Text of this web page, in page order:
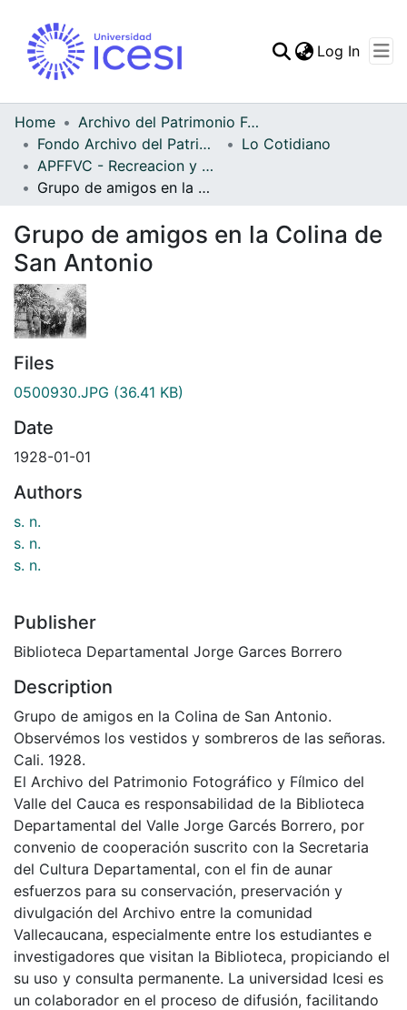
Statistics
Log In
Home
Archivo del Patrimonio Fotográfico y Fílmico del Valle del Cauca
Fondo Archivo del Patrimonio Fotográfico y Fílmico del Valle del Cauca
Lo Cotidiano
APFFVC - Recreacion y Paseo - Patrimonial
Grupo de amigos en la Colina de San Antonio
Grupo de amigos en la Colina de
San Antonio
Files
0500930.JPG (36.41 KB)
Date
1928-01-01
Authors
s. n.
s. n.
s. n.
Publisher
Biblioteca Departamental Jorge Garces Borrero
Description
Grupo de amigos en la Colina de San Antonio.
Observémos los vestidos y sombreros de las señoras.
Cali. 1928.
El Archivo del Patrimonio Fotográfico y Fílmico del
Valle del Cauca es responsabilidad de la Biblioteca
Departamental del Valle Jorge Garcés Borrero, por
convenio de cooperación suscrito con la Secretaria
del Cultura Departamental, con el fin de aunar
esfuerzos para su conservación, preservación y
divulgación del Archivo entre la comunidad
Vallecaucana, especialmente entre los estudiantes e
investigadores que visitan la Biblioteca, propiciando el
su uso y consulta permanente. La universidad Icesi es
un colaborador en el proceso de difusión, facilitando